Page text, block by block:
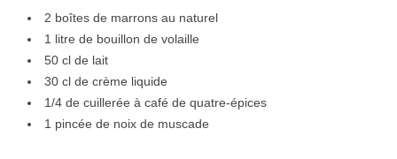
2 boîtes de marrons au naturel
1 litre de bouillon de volaille
50 cl de lait
30 cl de crème liquide
1/4 de cuillerée à café de quatre-épices
1 pincée de noix de muscade